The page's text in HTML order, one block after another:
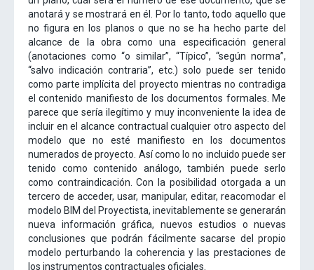
anotará y se mostrará en él. Por lo tanto, todo aquello que
no figura en los planos o que no se ha hecho parte del
alcance de la obra como una especificación general
(anotaciones como “o similar”, “Típico”, “según norma”,
“salvo indicación contraria”, etc.) solo puede ser tenido
como parte implícita del proyecto mientras no contradiga
el contenido manifiesto de los documentos formales. Me
parece que sería ilegítimo y muy inconveniente la idea de
incluir en el alcance contractual cualquier otro aspecto del
modelo que no esté manifiesto en los documentos
numerados de proyecto. Así como lo no incluido puede ser
tenido como contenido análogo, también puede serlo
como contraindicación. Con la posibilidad otorgada a un
tercero de acceder, usar, manipular, editar, reacomodar el
modelo BIM del Proyectista, inevitablemente se generarán
nueva información gráfica, nuevos estudios o nuevas
conclusiones que podrán fácilmente sacarse del propio
modelo perturbando la coherencia y las prestaciones de
los instrumentos contractuales oficiales.